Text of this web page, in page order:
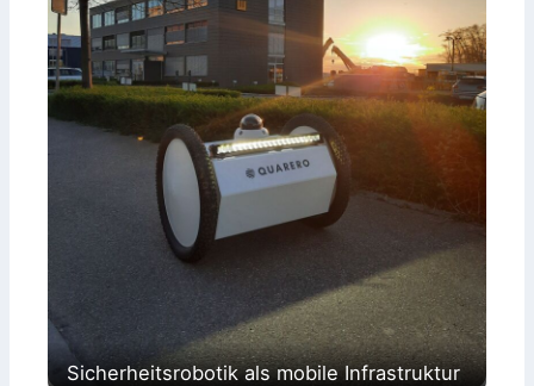
Sicherheitsrobotik als mobile Infrastruktur